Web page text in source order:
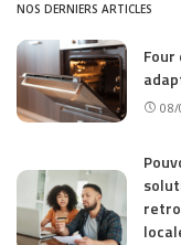
NOS DERNIERS ARTICLES